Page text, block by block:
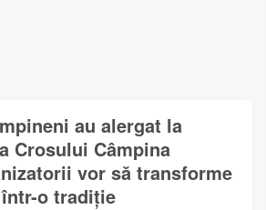
au alergat la
Crosului Câmpina
vor să transforme
o tradiție